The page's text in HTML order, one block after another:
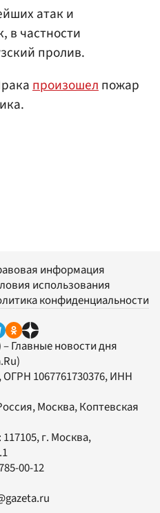
атак и
в частности
пролив.
произошелпожар
информация
использования
конфиденциальности
– Главные новости дня
, ОГРН 1067761730376, ИНН
Москва, Коптевская
117105, г. Москва,
00-12